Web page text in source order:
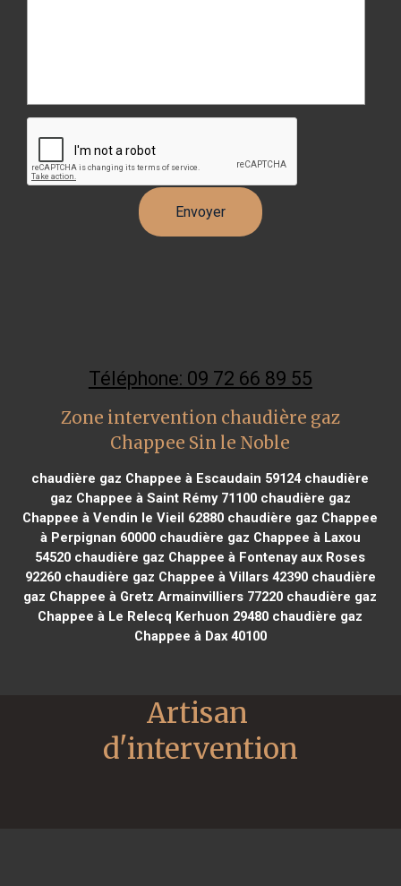
Téléphone: 09 72 66 89 55
Zone intervention chaudière gaz
Chappee Sin le Noble
chaudière gaz Chappee à Escaudain 59124chaudière
gaz Chappee à Saint Rémy 71100chaudière gaz
Chappee à Vendin le Vieil 62880 chaudière gaz Chappee
à Perpignan 60000chaudière gaz Chappee à Laxou
54520 chaudière gaz Chappee à Fontenay aux Roses
92260chaudière gaz Chappee à Villars 42390chaudière
gaz Chappee à Gretz Armainvilliers 77220 chaudière gaz
Chappee à Le Relecq Kerhuon 29480 chaudière gaz
Chappee à Dax 40100
Artisan
d'intervention